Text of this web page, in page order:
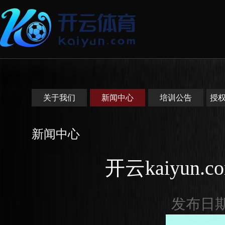
关于我们 新闻中心 培训公告 授
新闻中心
开云
发布日